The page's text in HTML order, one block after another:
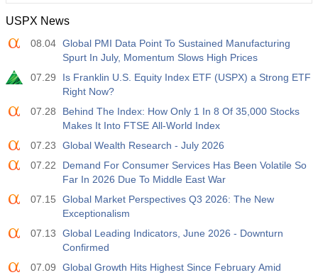
USPX News
08.04 Global PMI Data Point To Sustained Manufacturing
Spurt In July, Momentum Slows High Prices
07.29
Is Franklin U.S. Equity Index ETF (USPX) a Strong ETF
Right Now?
07.28
Behind The Index: How Only 1 In 8 Of 35,000 Stocks
Makes It Into FTSE All-World Index
07.23
Global Wealth Research - July 2026
07.22
Demand For Consumer Services Has Been Volatile So
Far In 2026 Due To Middle East War
07.15
Global Market Perspectives Q3 2026: The New
Exceptionalism
07.13
Global Leading Indicators, June 2026 - Downturn
Confirmed
07.09
Global Growth Hits Highest Since February Amid